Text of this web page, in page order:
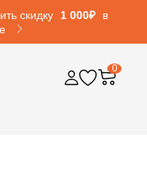
скидку 1 000₽
в
0